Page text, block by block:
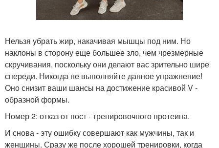
Нельзя убрать жир, накачивая мышцы под ним. Но
наклоны в сторону еще большее зло, чем чрезмерные
скручивания, поскольку они делают вас зрительно шире
спереди. Никогда не выполняйте данное упражнение!
Оно снизит ваши шансы на достижение красивой V -
образной формы.
Номер 2: отказ от пост - тренировочного протеина.
И снова - эту ошибку совершают как мужчины, так и
женщины. Сразу же после хорошей тренировки, когда